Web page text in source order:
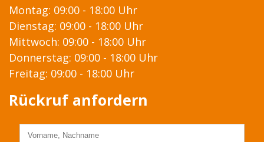
Montag: 09:00 - 18:00 Uhr
Dienstag: 09:00 - 18:00 Uhr
Mittwoch: 09:00 - 18:00 Uhr
Donnerstag: 09:00 - 18:00 Uhr
Freitag: 09:00 - 18:00 Uhr
Rückruf anfordern